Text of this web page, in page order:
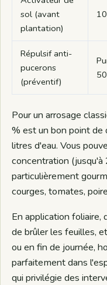
sol (avant
plantation)
Répulsif anti-
pucerons
(préventif)
Pour un arrosage
% est un bon point de
litres d'eau. Vous
concentration
particulièrement
courges, tomates,
En application foliaire,
de brûler les feuilles,
ou en fin de journée,
parfaitement dans
qui privilégie des